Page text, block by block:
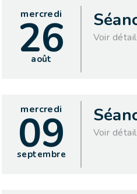
mercredi
26
août
Voir
mercredi
09
septembre
Voir